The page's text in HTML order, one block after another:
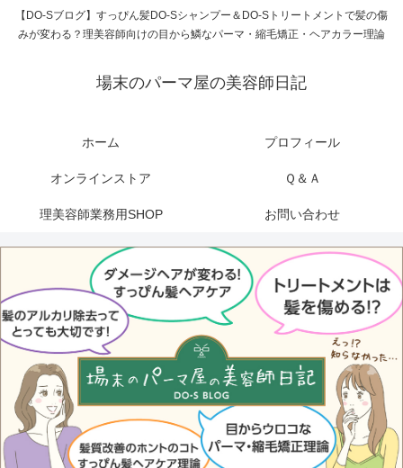
【DO-Sブログ】すっぴん髪DO-Sシャンプー＆DO-Sトリートメントで髪の傷
みが変わる？理美容師向けの目から鱗なパーマ・縮毛矯正・ヘアカラー理論
場末のパーマ屋の美容師日記
ホーム プロフィール
オンラインストア Ｑ＆Ａ
理美容師業務用SHOP お問い合わせ